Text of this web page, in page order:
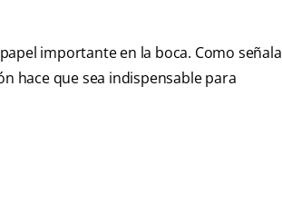
importante en la boca. Como señala
hace que sea indispensable para